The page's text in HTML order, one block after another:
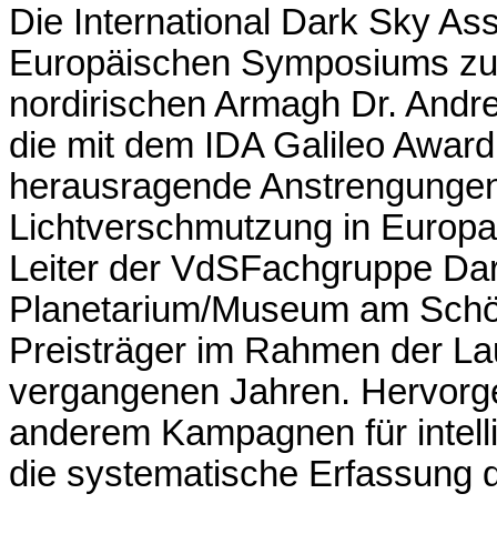
Die International Dark Sky
Europäischen Symposiums
nordirischen Armagh Dr.
die mit dem IDA Galileo
herausragende
Lichtverschmutzung in
Leiter der VdSFachgruppe
Planetarium/Museum am
Preisträger im Rahmen der
vergangenen Jahren.
anderem Kampagnen für
die systematische Erfassung